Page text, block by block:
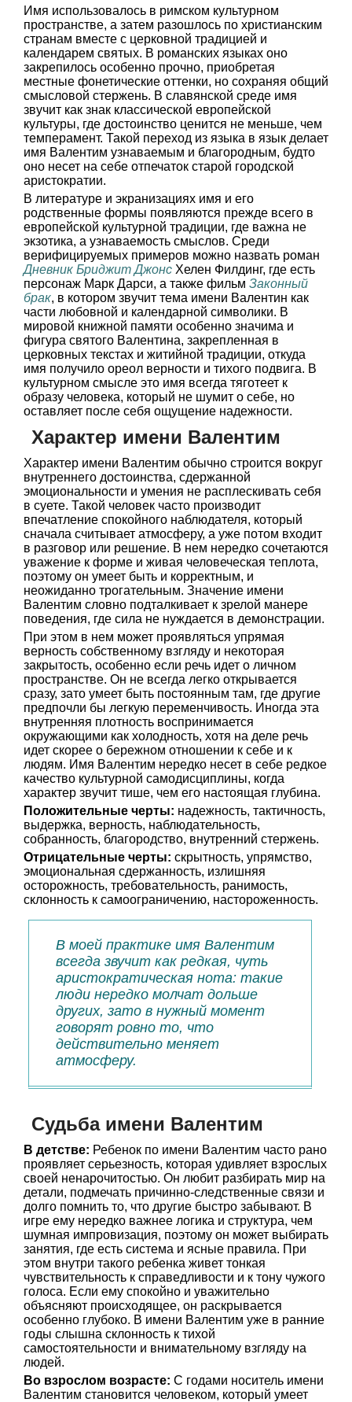
Имя использовалось в римском культурном
пространстве, а затем разошлось по христианским
странам вместе с церковной традицией и
календарем святых. В романских языках оно
закрепилось особенно прочно, приобретая
местные фонетические оттенки, но сохраняя общий
смысловой стержень. В славянской среде имя
звучит как знак классической европейской
культуры, где достоинство ценится не меньше, чем
темперамент. Такой переход из языка в язык делает
имя Валентим узнаваемым и благородным, будто
оно несет на себе отпечаток старой городской
аристократии.
В литературе и экранизациях имя и его
родственные формы появляются прежде всего в
европейской культурной традиции, где важна не
экзотика, а узнаваемость смыслов. Среди
верифицируемых примеров можно назвать роман
Дневник Бриджит Джонс Хелен Филдинг, где есть
персонаж Марк Дарси, а также фильм Законный
брак, в котором звучит тема имени Валентин как
части любовной и календарной символики. В
мировой книжной памяти особенно значима и
фигура святого Валентина, закрепленная в
церковных текстах и житийной традиции, откуда
имя получило ореол верности и тихого подвига. В
культурном смысле это имя всегда тяготеет к
образу человека, который не шумит о себе, но
оставляет после себя ощущение надежности.
Характер имени Валентим
Характер имени Валентим обычно строится вокруг
внутреннего достоинства, сдержанной
эмоциональности и умения не расплескивать себя
в суете. Такой человек часто производит
впечатление спокойного наблюдателя, который
сначала считывает атмосферу, а уже потом входит
в разговор или решение. В нем нередко сочетаются
уважение к форме и живая человеческая теплота,
поэтому он умеет быть и корректным, и
неожиданно трогательным. Значение имени
Валентим словно подталкивает к зрелой манере
поведения, где сила не нуждается в демонстрации.
При этом в нем может проявляться упрямая
верность собственному взгляду и некоторая
закрытость, особенно если речь идет о личном
пространстве. Он не всегда легко открывается
сразу, зато умеет быть постоянным там, где другие
предпочли бы легкую переменчивость. Иногда эта
внутренняя плотность воспринимается
окружающими как холодность, хотя на деле речь
идет скорее о бережном отношении к себе и к
людям. Имя Валентим нередко несет в себе редкое
качество культурной самодисциплины, когда
характер звучит тише, чем его настоящая глубина.
Положительные черты: надежность, тактичность,
выдержка, верность, наблюдательность,
собранность, благородство, внутренний стержень.
Отрицательные черты: скрытность, упрямство,
эмоциональная сдержанность, излишняя
осторожность, требовательность, ранимость,
склонность к самоограничению, настороженность.
В моей практике имя Валентим
всегда звучит как редкая, чуть
аристократическая нота: такие
люди нередко молчат дольше
других, зато в нужный момент
говорят ровно то, что
действительно меняет
атмосферу.
Судьба имени Валентим
В детстве: Ребенок по имени Валентим часто рано
проявляет серьезность, которая удивляет взрослых
своей ненарочитостью. Он любит разбирать мир на
детали, подмечать причинно-следственные связи и
долго помнить то, что другие быстро забывают. В
игре ему нередко важнее логика и структура, чем
шумная импровизация, поэтому он может выбирать
занятия, где есть система и ясные правила. При
этом внутри такого ребенка живет тонкая
чувствительность к справедливости и к тону чужого
голоса. Если ему спокойно и уважительно
объясняют происходящее, он раскрывается
особенно глубоко. В имени Валентим уже в ранние
годы слышна склонность к тихой
самостоятельности и внимательному взгляду на
людей.
Во взрослом возрасте: С годами носитель имени
Валентим становится человеком, который умеет